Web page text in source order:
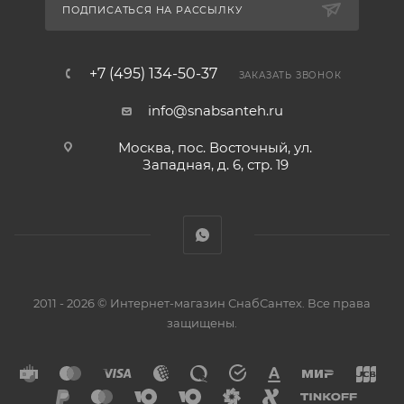
ПОДПИСАТЬСЯ НА РАССЫЛКУ
+7 (495) 134-50-37 ЗАКАЗАТЬ ЗВОНОК
info@snabsanteh.ru
Москва, пос. Восточный, ул.
Западная, д. 6, стр. 19
2011 - 2026 © Интернет-магазин СнабСантех. Все права
защищены.